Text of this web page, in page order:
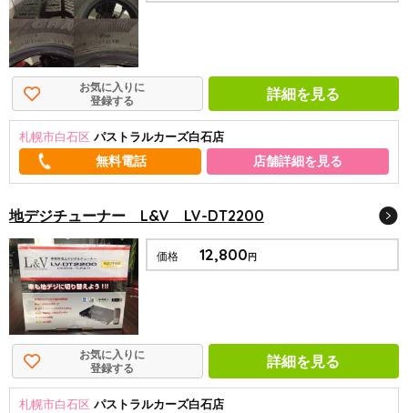
お気に入りに
登録する
詳細を見る
札幌市白石区 パストラルカーズ白石店
店舗詳細を見る
地デジチューナー L&V LV-DT2200
価格 12,800円
お気に入りに
登録する
詳細を見る
札幌市白石区 パストラルカーズ白石店